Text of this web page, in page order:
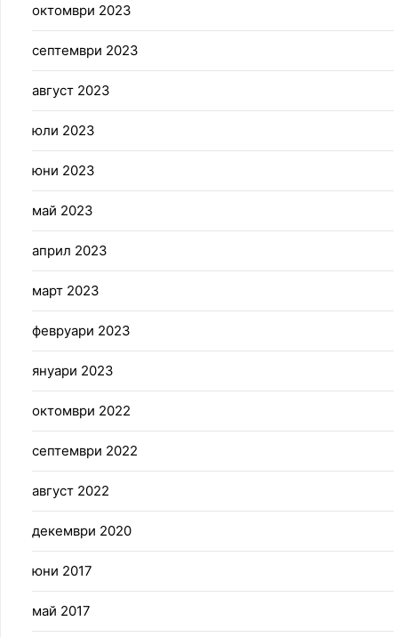
октомври 2023
септември 2023
август 2023
юли 2023
юни 2023
май 2023
април 2023
март 2023
февруари 2023
януари 2023
октомври 2022
септември 2022
август 2022
декември 2020
юни 2017
май 2017